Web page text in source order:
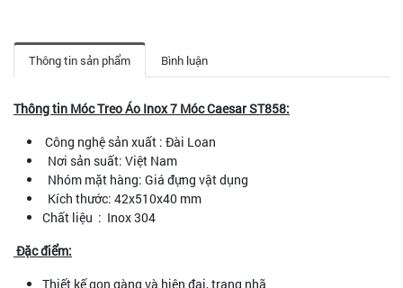
Thông tin sản phẩm Bình luận
Thông tin Móc Treo Áo Inox 7 Móc Caesar ST858:
Công nghệ sản xuất : Đài Loan
Nơi sản suất: Việt Nam
Nhóm mặt hàng: Giá đựng vật dụng
Kích thước: 42x510x40 mm
Chất liệu : Inox 304
Đặc điểm:
Thiết kế gọn gàng và hiện đại, trang nhã